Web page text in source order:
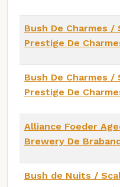
Bush De Charmes /
Prestige De
Bush De Charmes /
Prestige De
Alliance Foeder
Brewery De
Bush de Nuits /